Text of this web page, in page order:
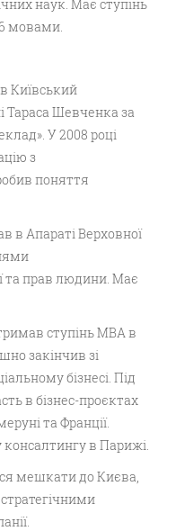
наук. Має ступінь
6 мовами.
Київський
Тараса Шевченка за
У 2008 році
з
поняття
в Апараті Верховної
та прав людини. Має
ступінь МВА в
закінчив зі
бізнесі. Під
в бізнес-проєктах
та Франції.
в Парижі.
мешкати до Києва,